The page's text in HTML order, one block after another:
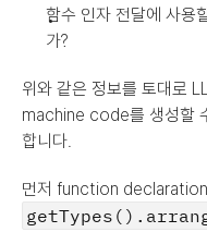
함수 인자 전달에 사용
가?
위와 같은 정보를 토대로
machine code를 생성할
합니다.